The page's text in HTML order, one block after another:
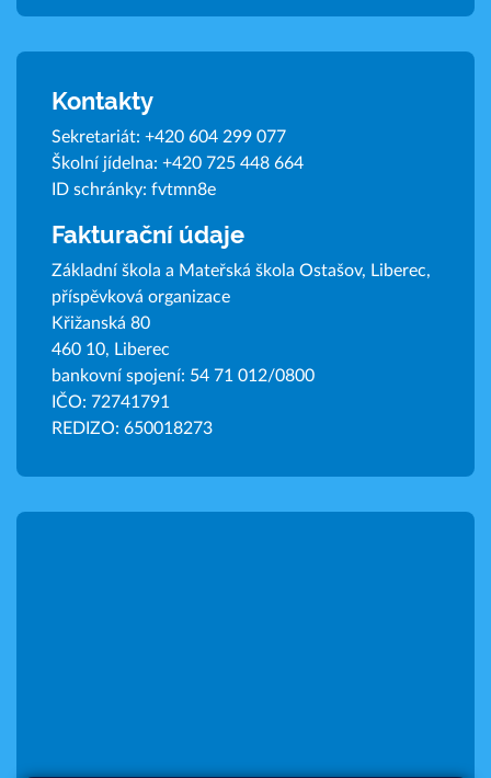
Kontakty
Sekretariát: +420 604 299 077
Školní jídelna: +420 725 448 664
ID schránky: fvtmn8e
Fakturační údaje
Základní škola a Mateřská škola Ostašov, Liberec,
příspěvková organizace
Křižanská 80
460 10, Liberec
bankovní spojení: 54 71 012/0800
IČO: 72741791
REDIZO: 650018273